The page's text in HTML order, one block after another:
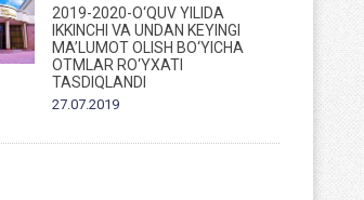
2019-2020-O‘QUV YILIDA
IKKINCHI VA UNDAN KEYINGI
MA’LUMOT OLISH BO‘YICHA
OTMLAR RO‘YXATI
TASDIQLANDI
27.07.2019